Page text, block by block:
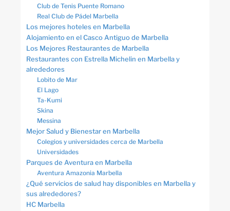
Club de Tenis Puente Romano
Real Club de Pádel Marbella
Los mejores hoteles en Marbella
Alojamiento en el Casco Antiguo de Marbella
Los Mejores Restaurantes de Marbella
Restaurantes con Estrella Michelin en Marbella y
alrededores
Lobito de Mar
El Lago
Ta-Kumi
Skina
Messina
Mejor Salud y Bienestar en Marbella
Colegios y universidades cerca de Marbella
Universidades
Parques de Aventura en Marbella
Aventura Amazonia Marbella
¿Qué servicios de salud hay disponibles en Marbella y
sus alrededores?
HC Marbella